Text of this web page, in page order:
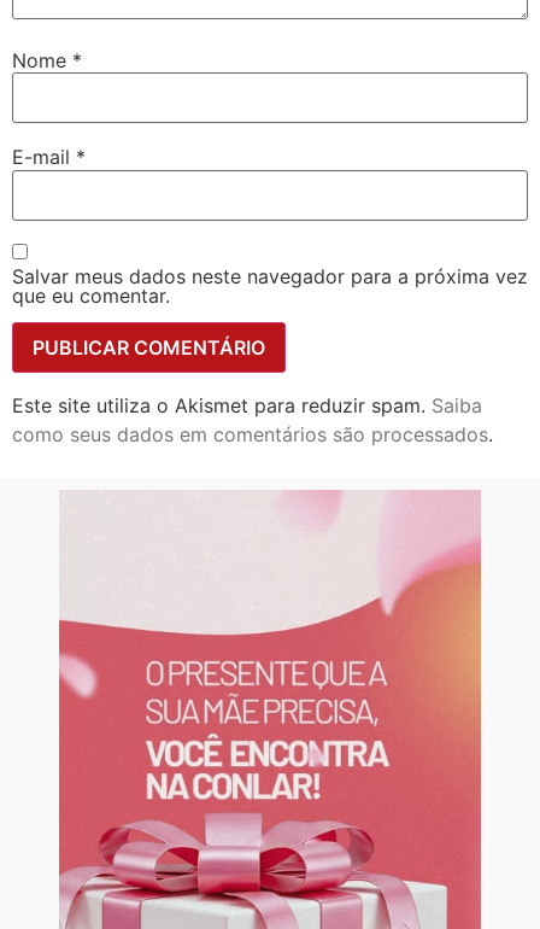
Nome *
E-mail *
Salvar meus dados neste navegador para a próxima vez
que eu comentar.
Este site utiliza o Akismet para reduzir spam. Saiba
como seus dados em comentários são processados.